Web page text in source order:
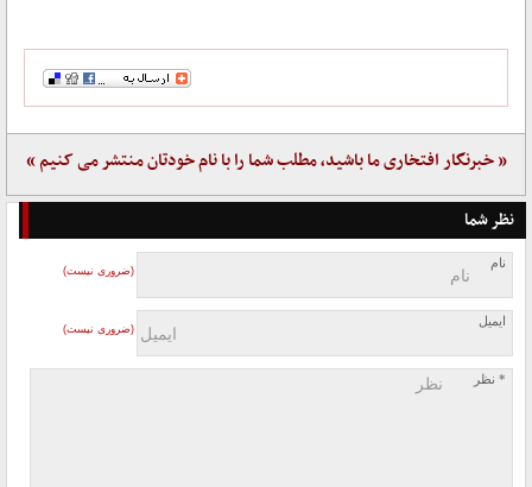
« خبرنگار افتخاری ما باشید، مطلب شما را با نام خودتان منتشر می کنیم »
نظر شما
نام
(ضروری نیست)
ایمیل
(ضروری نیست)
* نظر